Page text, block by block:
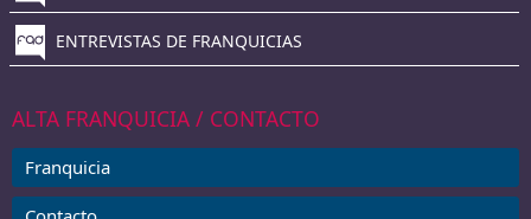
ENTREVISTAS DE FRANQUICIAS
ALTA FRANQUICIA / CONTACTO